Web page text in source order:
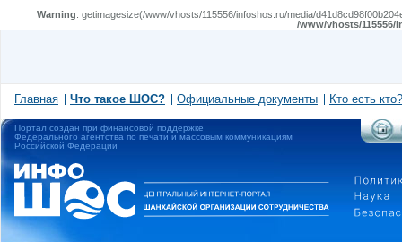
Warning: getimagesize(/www/vhosts/115556/infoshos.ru/media/
/www/vhosts/
Главная Что такое ШОС? Официальные документы Кто есть кто?
Портал создан при финансовой поддержке
Федерального агентства по печати и массовым коммуникациям
Российской Федерации